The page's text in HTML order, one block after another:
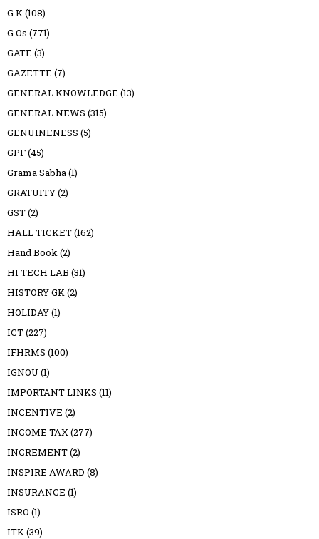
G K(108)
G.Os (771)
GATE (3)
GAZETTE (7)
GENERAL KNOWLEDGE (13)
GENERAL NEWS (315)
GENUINENESS (5)
GPF(45)
Grama Sabha(1)
GRATUITY(2)
GST(2)
HALL TICKET(162)
Hand Book(2)
HI TECH LAB (31)
HISTORY GK(2)
HOLIDAY(1)
ICT(227)
IFHRMS (100)
IGNOU (1)
IMPORTANT LINKS (11)
INCENTIVE (2)
INCOME TAX(277)
INCREMENT(2)
INSPIRE AWARD (8)
INSURANCE (1)
ISRO (1)
ITK(39)